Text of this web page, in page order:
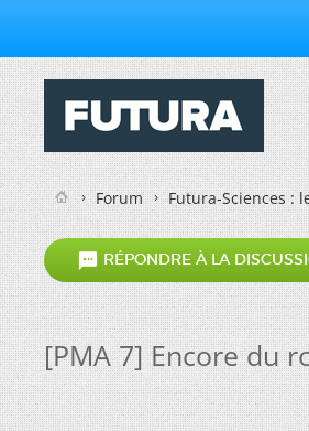
Forum Futura-Sciences :
 RÉPONDRE À LA
[PMA 7] Encore du